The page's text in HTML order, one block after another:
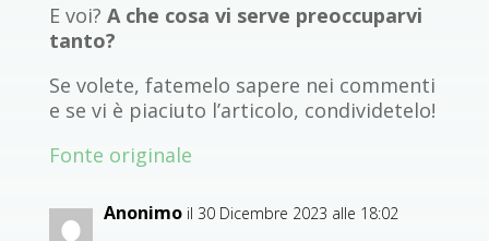
E voi? A che cosa vi serve preoccuparvi
tanto?
Se volete, fatemelo sapere nei commenti
e se vi è piaciuto l’articolo, condividetelo!
Fonte originale
Anonimo il 30 Dicembre 2023 alle 18:02